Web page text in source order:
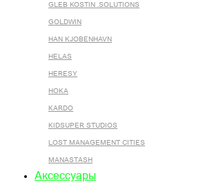
GLEB KOSTIN .SOLUTIONS
GOLDWIN
HAN KJOBENHAVN
HELAS
HERESY
HOKA
KARDO
KIDSUPER STUDIOS
LOST MANAGEMENT CITIES
MANASTASH
Аксессуары